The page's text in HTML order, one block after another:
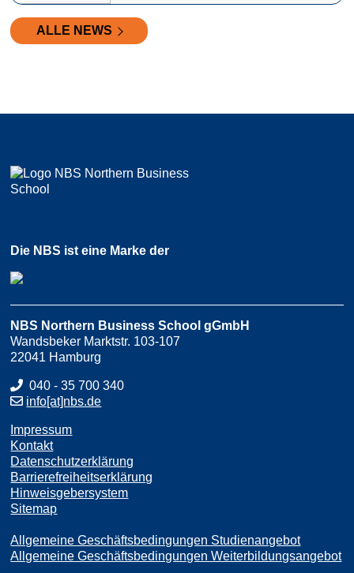
ALLE NEWS
Die NBS ist eine Marke der
NBS Northern Business School gGmbH
Wandsbeker Marktstr. 103-107
22041 Hamburg
040 - 35 700 340
info[at]nbs.de
Impressum
Kontakt
Datenschutzerklärung
Barrierefreiheitserklärung
Hinweisgebersystem
Sitemap
Allgemeine Geschäftsbedingungen Studienangebot
Allgemeine Geschäftsbedingungen Weiterbildungsangebot